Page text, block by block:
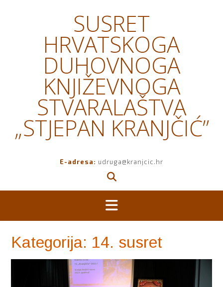
SUSRET
HRVATSKOGA
DUHOVNOGA
KNJIŽEVNOGA
STVARALAŠTVA
„STJEPAN KRANJČIĆ”
E-adresa: udruga@kranjcic.hr
Kategorija: 14. susret